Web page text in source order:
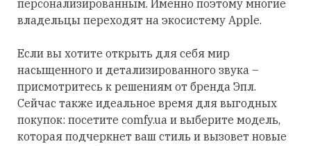
персонализированным. Именно поэтому многие
владельцы переходят на экосистему Apple.
Если вы хотите открыть для себя мир
насыщенного и детализированного звука –
присмотритесь к решениям от бренда Эпл.
Сейчас также идеальное время для выгодных
покупок: посетите comfy.ua и выберите модель,
которая подчеркнет ваш стиль и вызовет новые